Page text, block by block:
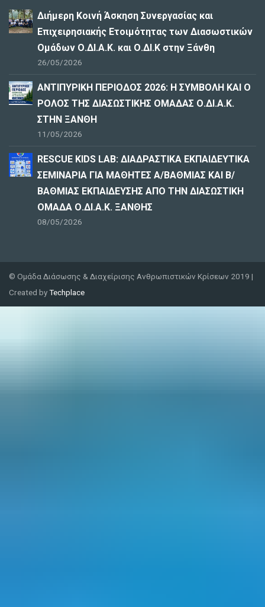
Διήμερη Κοινή Άσκηση Συνεργασίας και
Επιχειρησιακής Ετοιμότητας των Διασωστικών
Ομάδων Ο.ΔΙ.Α.Κ. και Ο.ΔΙ.Κ στην Ξάνθη
26/05/2026
ΑΝΤΙΠΥΡΙΚΗ ΠΕΡΙΟΔΟΣ 2026: Η ΣΥΜΒΟΛΗ ΚΑΙ Ο
ΡΟΛΟΣ ΤΗΣ ΔΙΑΣΩΣΤΙΚΗΣ ΟΜΑΔΑΣ Ο.ΔΙ.Α.Κ.
ΣΤΗΝ ΞΑΝΘΗ
11/05/2026
RESCUE KIDS LAB: ΔΙAΔΡΑΣΤΙΚΑ ΕΚΠΑΙΔΕΥΤΙΚΑ
ΣΕΜΙΝΑΡΙΑ ΓΙΑ ΜΑΘΗΤΕΣ Α/ΒΑΘΜΙΑΣ ΚΑΙ Β/
ΒΑΘΜΙΑΣ ΕΚΠΑΙΔΕΥΣΗΣ ΑΠΟ ΤΗΝ ΔΙΑΣΩΣΤΙΚΗ
ΟΜΑΔΑ Ο.ΔΙ.Α.Κ. ΞΑΝΘΗΣ
08/05/2026
© Ομάδα Διάσωσης & Διαχείρισης Ανθρωπιστικών Κρίσεων 2019 |
Created byTechplace